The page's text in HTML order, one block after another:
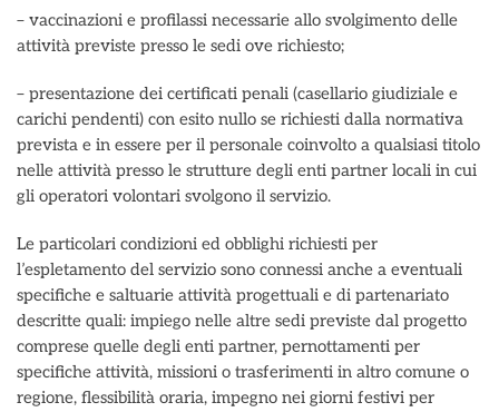
– vaccinazioni e profilassi necessarie allo svolgimento delle
attività previste presso le sedi ove richiesto;
– presentazione dei certificati penali (casellario giudiziale e
carichi pendenti) con esito nullo se richiesti dalla normativa
prevista e in essere per il personale coinvolto a qualsiasi titolo
nelle attività presso le strutture degli enti partner locali in cui
gli operatori volontari svolgono il servizio.
Le particolari condizioni ed obblighi richiesti per
l’espletamento del servizio sono connessi anche a eventuali
specifiche e saltuarie attività progettuali e di partenariato
descritte quali: impiego nelle altre sedi previste dal progetto
comprese quelle degli enti partner, pernottamenti per
specifiche attività, missioni o trasferimenti in altro comune o
regione, flessibilità oraria, impegno nei giorni festivi per